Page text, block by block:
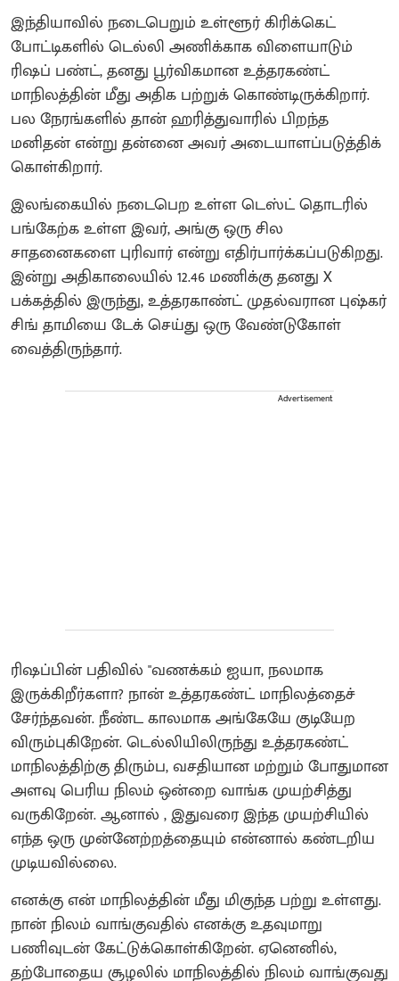
இந்தியாவில் நடைபெறும் உள்ளூர் கிரிக்கெட்
போட்டிகளில் டெல்லி அணிக்காக விளையாடும்
ரிஷப் பண்ட், தனது பூர்விகமான உத்தரகண்ட்
மாநிலத்தின் மீது அதிக பற்றுக் கொண்டிருக்கிறார்.
பல நேரங்களில் தான் ஹரித்துவாரில் பிறந்த
மனிதன் என்று தன்னை அவர் அடையாளப்படுத்திக்
கொள்கிறார்.
இலங்கையில் நடைபெற உள்ள டெஸ்ட் தொடரில்
பங்கேற்க உள்ள இவர், அங்கு ஒரு சில
சாதனைகளை புரிவார் என்று எதிர்பார்க்கப்படுகிறது.
இன்று அதிகாலையில் 12.46 மணிக்கு தனது X
பக்கத்தில் இருந்து, உத்தரகாண்ட் முதல்வரான புஷ்கர்
சிங் தாமியை டேக் செய்து ஒரு வேண்டுகோள்
வைத்திருந்தார்.
Advertisement
ரிஷப்பின் பதிவில் "வணக்கம் ஐயா, நலமாக
இருக்கிறீர்களா? நான் உத்தரகண்ட் மாநிலத்தைச்
சேர்ந்தவன். நீண்ட காலமாக அங்கேயே குடியேற
விரும்புகிறேன். டெல்லியிலிருந்து உத்தரகண்ட்
மாநிலத்திற்கு திரும்ப, வசதியான மற்றும் போதுமான
அளவு பெரிய நிலம் ஒன்றை வாங்க முயற்சித்து
வருகிறேன். ஆனால் , இதுவரை இந்த முயற்சியில்
எந்த ஒரு முன்னேற்றத்தையும் என்னால் கண்டறிய
முடியவில்லை.
எனக்கு என் மாநிலத்தின் மீது மிகுந்த பற்று உள்ளது.
நான் நிலம் வாங்குவதில் எனக்கு உதவுமாறு
பணிவுடன் கேட்டுக்கொள்கிறேன். ஏனெனில்,
தற்போதைய சூழலில் மாநிலத்தில் நிலம் வாங்குவது